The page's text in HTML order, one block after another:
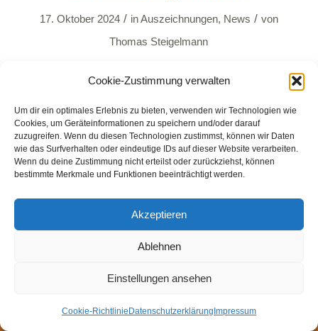
Cookie-Zustimmung verwalten
Um dir ein optimales Erlebnis zu bieten, verwenden wir Technologien wie
Cookies, um Geräteinformationen zu speichern und/oder darauf
zuzugreifen. Wenn du diesen Technologien zustimmst, können wir Daten
wie das Surfverhalten oder eindeutige IDs auf dieser Website verarbeiten.
Wenn du deine Zustimmung nicht erteilst oder zurückziehst, können
bestimmte Merkmale und Funktionen beeinträchtigt werden.
Akzeptieren
Ablehnen
Einstellungen ansehen
Cookie-Richtlinie Datenschutzerklärung Impressum
17. Oktober 2024 / inAuszeichnungen, News / von
Thomas Steigelmann
Impressum